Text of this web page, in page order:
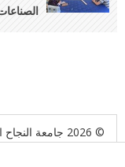
© 2026 جامعة النجاح الوطنية